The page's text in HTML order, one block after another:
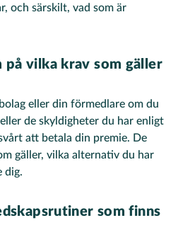
och särskilt, vad som är
på vilka krav som gäller
eller din förmedlare om du
de skyldigheter du har enligt
att betala din premie. De
gäller, vilka alternativ du har
dig.
som finns